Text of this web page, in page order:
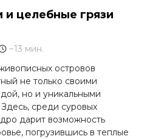
и целебные грязи
~13 мин.
островов
не только своими
но и уникальными
среди суровых
дарит возможность
погрузившись в теплые